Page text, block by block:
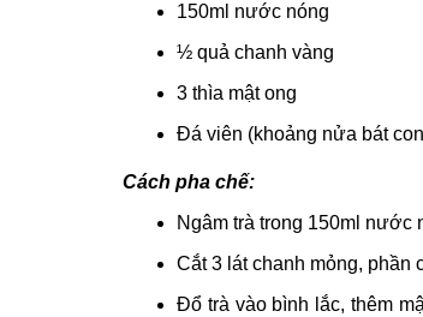
150ml nước nóng
½ quả chanh vàng
3 thìa mật ong
Đá viên (khoảng nửa bát
Cách pha chế:
Ngâm trà trong 150ml nước
Cắt 3 lát chanh mỏng, phần
Đổ trà vào bình lắc, thêm